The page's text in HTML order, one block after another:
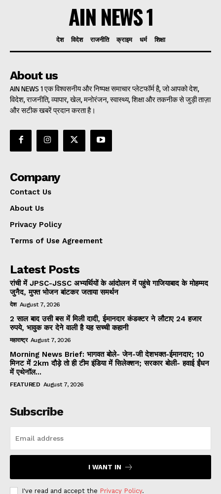
AIN NEWS 1
देश विदेश राजनीति क्राइम धर्म शिक्षा
About us
AIN NEWS 1 एक विश्वसनीय और निष्पक्ष समाचार प्लेटफॉर्म है, जो आपको देश,
विदेश, राजनीति, व्यापार, खेल, मनोरंजन, स्वास्थ्य, शिक्षा और तकनीक से जुड़ी ताज़ा
और सटीक खबरें प्रदान करता है।
Company
Contact Us
About Us
Privacy Policy
Terms of Use Agreement
Latest Posts
रांची में JPSC-JSSC अभ्यर्थियों के आंदोलन में पहुंचे गाजियाबाद के मोहम्मद
जुनैद, मुफ्त भोजन बांटकर जताया समर्थन
देश August 7, 2026
2 साल बाद उसी बस में मिली दादी, ईमानदार कंडक्टर ने लौटाए 24 हजार
रुपये, भावुक कर देने वाली है यह सच्ची कहानी
महाराष्ट्र August 7, 2026
Morning News Brief: भागवत बोले- जेन-जी देशभक्त-ईमानदार; 10
मिनट में 2km दौड़े तो ही टीम इंडिया में सिलेक्शन; सरकार बोली- हवाई ईंधन
में एथेनॉल...
FEATURED August 7, 2026
Subscribe
I WANT IN
I've read and accept the Privacy Policy.